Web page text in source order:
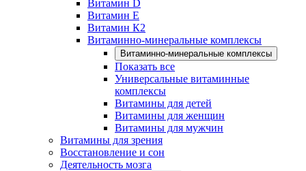
Витамин D
Витамин E
Витамин К2
Витаминно-минеральные комплексы
Витаминно-минеральные комплексы
Показать все
Универсальные витаминные
комплексы
Витамины для детей
Витамины для женщин
Витамины для мужчин
Витамины для зрения
Восстановление и сон
Деятельность мозга